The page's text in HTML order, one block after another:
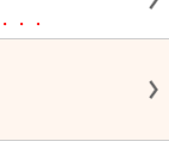
・・